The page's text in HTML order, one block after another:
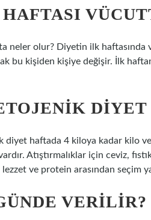
neler olur? Diyetin ilk
bu kişiden kişiye değişir. İlk
diyet haftada 4 kiloya kadar kilo
Atıştırmalıklar için ceviz,
ve protein arasından seçim
VERILIR?